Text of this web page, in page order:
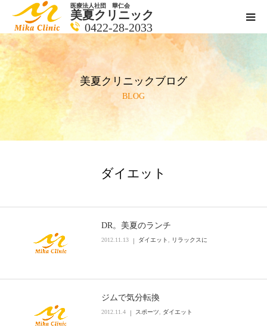
医療法人社団 華仁会
美夏クリニック
0422-28-2033
美夏クリニックブログ
BLOG
ダイエット
DR。美夏のランチ
2012.11.13 ダイエット リラックスに
ジムで気分転換
2012.11.4 スポーツ, ダイエット
医師紹介
診療科目
クリニックの紹介
料金一覧 new